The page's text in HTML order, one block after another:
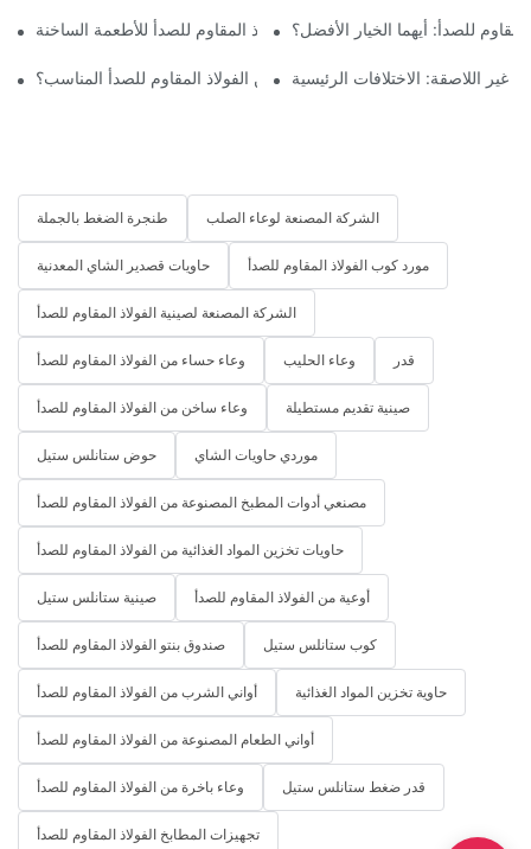
سلامة صواني الفولاذ المقاوم للصدأ للأطعمة الساخنةللصدأ: أيهما الخيار الأفضل؟
كيف تختار قدر البخار المصنوع من الفولاذ المقاوم للصدأ المناسب؟
اللاصقة: الاختلافات الرئيسية
طنجرة الضغط بالجملة الشركة المصنعة لوعاء الصلب
حاويات قصدير الشاي المعدنية مورد كوب الفولاذ المقاوم للصدأ
الشركة المصنعة لصينية الفولاذ المقاوم للصدأ
وعاء حساء من الفولاذ المقاوم للصدأ وعاء الحليب قدر
وعاء ساخن من الفولاذ المقاوم للصدأ صينية تقديم مستطيلة
حوض ستانلس ستيل موردي حاويات الشاي
مصنعي أدوات المطبخ المصنوعة من الفولاذ المقاوم للصدأ
حاويات تخزين المواد الغذائية من الفولاذ المقاوم للصدأ
صينية ستانلس ستيل أوعية من الفولاذ المقاوم للصدأ
صندوق بنتو الفولاذ المقاوم للصدأ كوب ستانلس ستيل
أواني الشرب من الفولاذ المقاوم للصدأ حاوية تخزين المواد الغذائية
أواني الطعام المصنوعة من الفولاذ المقاوم للصدأ
وعاء باخرة من الفولاذ المقاوم للصدأ قدر ضغط ستانلس ستيل
تجهيزات المطابخ الفولاذ المقاوم للصدأ